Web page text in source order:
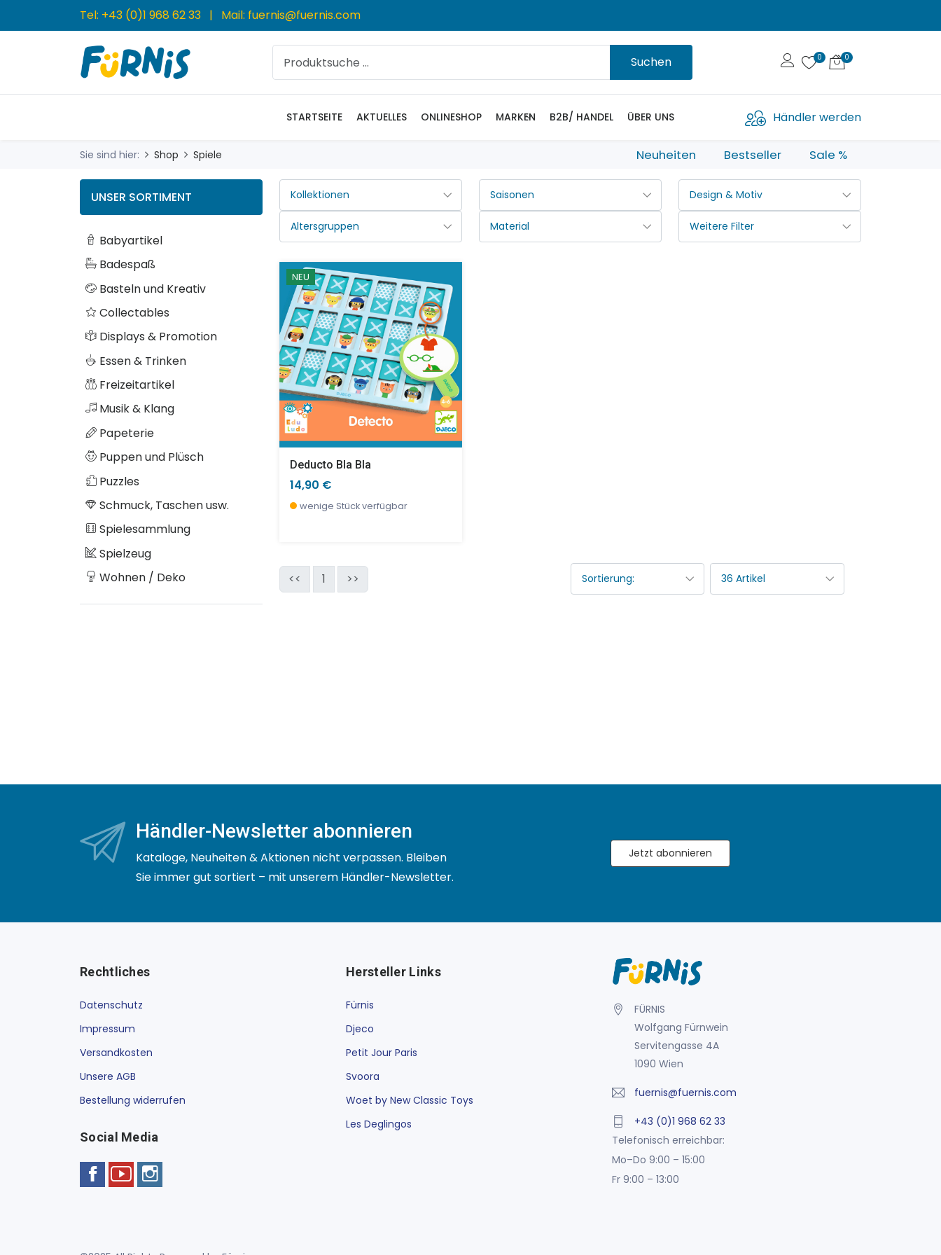
Tel: +43 (0)1 968 62 33 | Mail: fuernis@fuernis.com
Suchen
STARTSEITE AKTUELLES ONLINESHOP MARKEN B2B/ HANDEL ÜBER UNS Händler werden
Sie sind hier: Shop Spiele Neuheiten Bestseller Sale %
UNSER SORTIMENT
Babyartikel
Badespaß
Basteln und Kreativ
Collectables
Displays & Promotion
Essen & Trinken
Freizeitartikel
Musik & Klang
Papeterie
Puppen und Plüsch
Puzzles
Schmuck, Taschen usw.
Spielesammlung
Spielzeug
Wohnen / Deko
NEU
Deducto Bla Bla
14,90 €
wenige Stück verfügbar
<< 1 >>
Händler-Newsletter abonnieren
Kataloge, Neuheiten & Aktionen nicht verpassen. Bleiben
Sie immer gut sortiert – mit unserem Händler-Newsletter.
Jetzt abonnieren
Rechtliches
Datenschutz
Impressum
Versandkosten
Unsere AGB
Bestellung widerrufen
Social Media
Hersteller Links
Fürnis
Djeco
Petit Jour Paris
Svoora
Woet by New Classic Toys
Les Deglingos
FÜRNIS
Wolfgang Fürnwein
Servitengasse 4A
1090 Wien
fuernis@fuernis.com
+43 (0)1 968 62 33
Telefonisch erreichbar:
Mo–Do 9:00 – 15:00
Fr 9:00 – 13:00